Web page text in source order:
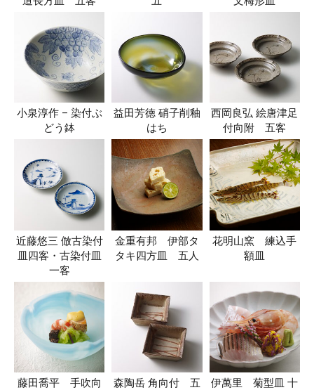
小泉淳作 – 染付ぶ
どう鉢
益田芳徳 硝子削釉
はち
西岡良弘 絵唐津足
付向附 五客
近藤悠三 倣古染付
皿四客・古染付皿
一客
金重有邦 伊部タ
タキ四方皿 五人
花明山窯 練込手
額皿
藤田喬平 手吹向
森陶岳 角向付 五
伊萬里 菊型皿 十